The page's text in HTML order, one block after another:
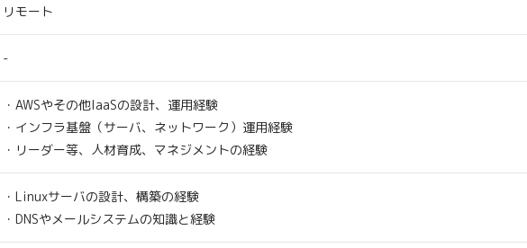
リモート
-
・AWSやその他IaaSの設計、運用経験
・インフラ基盤（サーバ、ネットワーク）運用経験
・リーダー等、人材育成、マネジメントの経験
・Linuxサーバの設計、構築の経験
・DNSやメールシステムの知識と経験